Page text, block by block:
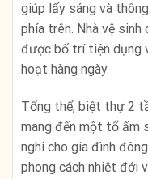
giúp lấy sáng và
phía trên. Nhà vệ sinh
được bố trí tiện dụng
hoạt hàng ngày.
Tổng thể, biệt thự 2
mang đến một tổ ấm
nghi cho gia đình
phong cách nhiệt đới